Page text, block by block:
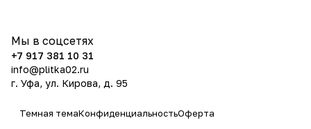
Мы в соцсетях
+7 917 381 10 31
info@plitka02.ru
г. Уфа, ул. Кирова, д. 95
Темная темаКонфиденциальностьОферта